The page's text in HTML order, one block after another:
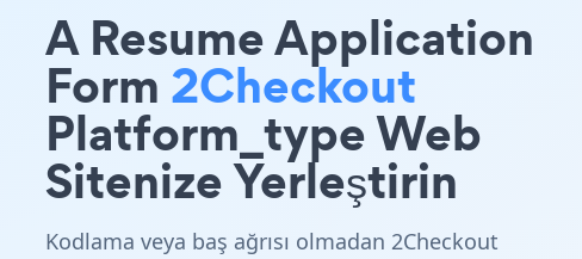
A Resume Application
Form 2Checkout
Platform_type Web
Sitenize Yerleştirin
Kodlama veya baş ağrısı olmadan 2Checkout